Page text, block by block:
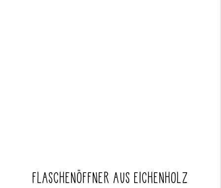
FLASCHENÖFFNER AUS EICHENHOLZ